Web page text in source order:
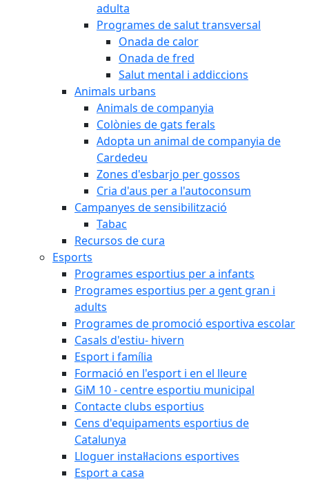
adulta
Programes de salut transversal
Onada de calor
Onada de fred
Salut mental i addiccions
Animals urbans
Animals de companyia
Colònies de gats ferals
Adopta un animal de companyia de
Cardedeu
Zones d'esbarjo per gossos
Cria d'aus per a l'autoconsum
Campanyes de sensibilització
Tabac
Recursos de cura
Esports
Programes esportius per a infants
Programes esportius per a gent gran i
adults
Programes de promoció esportiva escolar
Casals d'estiu- hivern
Esport i família
Formació en l'esport i en el lleure
GiM 10 - centre esportiu municipal
Contacte clubs esportius
Cens d'equipaments esportius de
Catalunya
Lloguer instal·lacions esportives
Esport a casa